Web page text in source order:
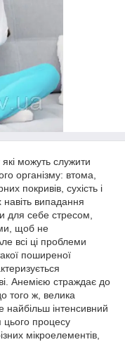
можуть служити
організму: втома,
покривів, сухість і
випадання
для себе стресом,
щоб не
всі ці проблеми
поширеної
Анемією страждає до
того ж, велика
найбільш інтенсивний
цього процесу
мікроелементів,